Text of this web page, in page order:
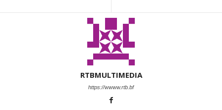
RTBMULTIMEDIA
https://wwww.rtb.bf